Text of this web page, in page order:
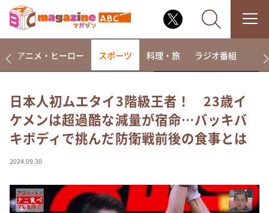
なるみ・岡村の過ぎるTV
相席食堂
これ余談なんですけど・・・
て真剣です
探偵！ナイトスクープ
アニメ・ヒーロー スポーツ 料理・旅 ラジオ番組 そ
日本人初ムエタイ3階級王者！ 23歳イ
ケメンは超過酷な減量が宿命…バッキバ
キボディで挑んだ防衛戦前後の食事とは
2024.09.30